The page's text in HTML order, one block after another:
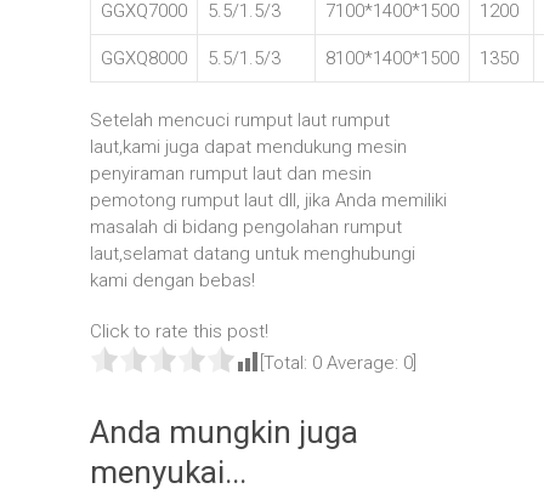
GGXQ7000 5.5/1.5/3 7100*1400*1500 1200
GGXQ8000 5.5/1.5/3 8100*1400*1500 1350
Setelah mencuci rumput laut rumput
laut,kami juga dapat mendukung mesin
penyiraman rumput laut dan mesin
pemotong rumput laut dll, jika Anda memiliki
masalah di bidang pengolahan rumput
laut,selamat datang untuk menghubungi
kami dengan bebas!
Click to rate this post!
[Total: 0 Average: 0
Anda mungkin juga
menyukai...